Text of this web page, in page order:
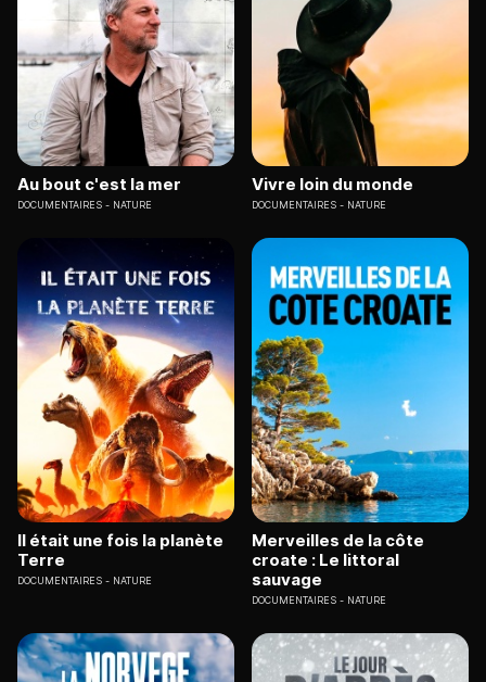
Au bout c'est la mer
DOCUMENTAIRES NATURE
Vivre loin du monde
DOCUMENTAIRES NATURE
Il était une fois la planète
Terre
DOCUMENTAIRES NATURE
Merveilles de la côte
croate : Le littoral
sauvage
DOCUMENTAIRES NATURE